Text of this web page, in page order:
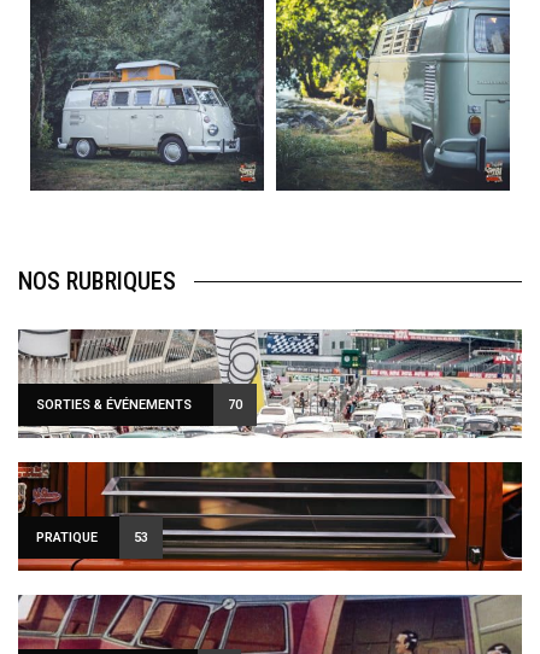
Août 10
120
0
Août 10
108
0
NOS RUBRIQUES
SORTIES & ÉVÉNEMENTS 70
PRATIQUE 53